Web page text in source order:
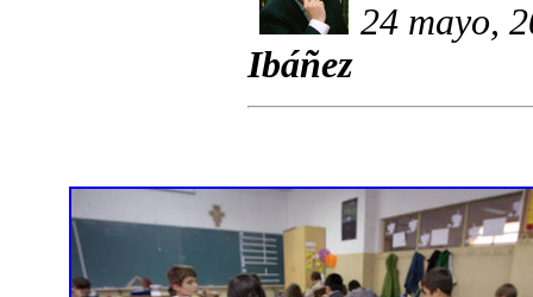
24 mayo,
Ibáñez